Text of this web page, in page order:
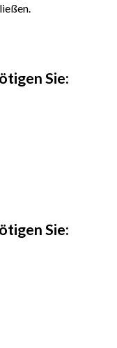
Sie:
Sie: